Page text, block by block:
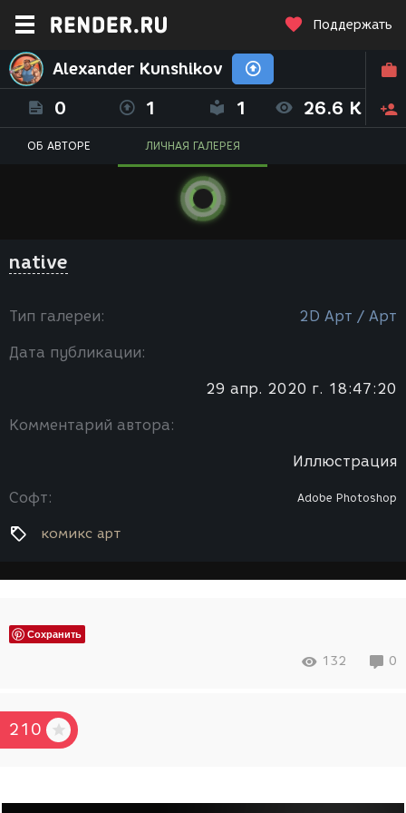
Поддержать
Alexander Kunshikov
0 1 1 26.6 K
ОБ АВТОРЕ ЛИЧНАЯ ГАЛЕРЕЯ
native
Тип галереи: 2D Арт / Арт
Дата публикации:
29 апр. 2020 г. 18:47:20
Комментарий автора:
Иллюстрация
Софт: Adobe Photoshop
комикс арт
Сохранить
132 0
210